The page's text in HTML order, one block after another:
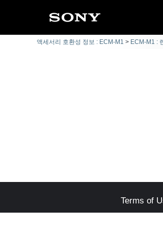
액세서리 호환성 정보 : ECM-M1 ECM-M1 :
Terms of